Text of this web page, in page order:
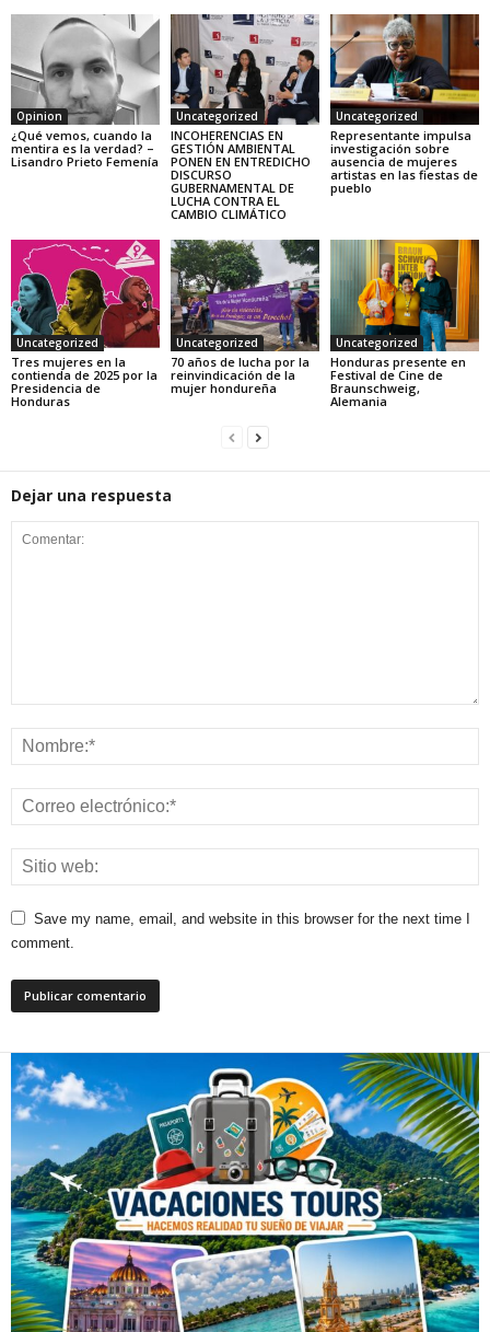
Opinion
¿Qué vemos, cuando la
mentira es la verdad? –
Lisandro Prieto Femenía
Uncategorized
INCOHERENCIAS EN
GESTIÓN AMBIENTAL
PONEN EN ENTREDICHO
DISCURSO
GUBERNAMENTAL DE
LUCHA CONTRA EL
CAMBIO CLIMÁTICO
Uncategorized
Representante impulsa
investigación sobre
ausencia de mujeres
artistas en las fiestas de
pueblo
Uncategorized
Tres mujeres en la
contienda de 2025 por la
Presidencia de
Honduras
Uncategorized
70 años de lucha por la
reinvindicación de la
mujer hondureña
Uncategorized
Honduras presente en
Festival de Cine de
Braunschweig,
Alemania
Dejar una respuesta
Save my name, email, and website in this browser for the next time I
comment.